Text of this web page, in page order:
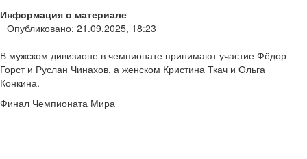
Информация о материале
Опубликовано: 21.09.2025, 18:23
В мужском дивизионе в чемпионате принимают участие Фёдор
Горст и Руслан Чинахов, а женском Кристина Ткач и Ольга
Конкина.
Финал Чемпионата Мира